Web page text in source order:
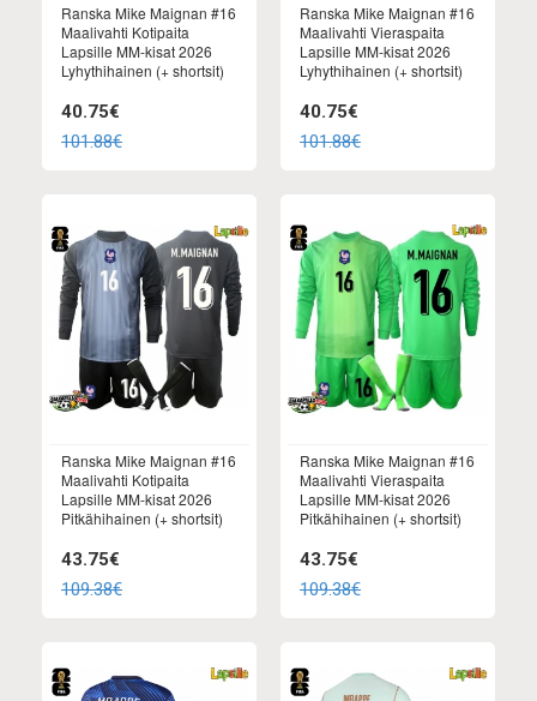
Ranska Mike Maignan #16
Maalivahti Kotipaita
Lapsille MM-kisat 2026
Lyhythihainen (+ shortsit)
40.75€
101.88€
Ranska Mike Maignan #16
Maalivahti Vieraspaita
Lapsille MM-kisat 2026
Lyhythihainen (+ shortsit)
40.75€
101.88€
Ranska Mike Maignan #16
Maalivahti Kotipaita
Lapsille MM-kisat 2026
Pitkähihainen (+ shortsit)
43.75€
109.38€
Ranska Mike Maignan #16
Maalivahti Vieraspaita
Lapsille MM-kisat 2026
Pitkähihainen (+ shortsit)
43.75€
109.38€